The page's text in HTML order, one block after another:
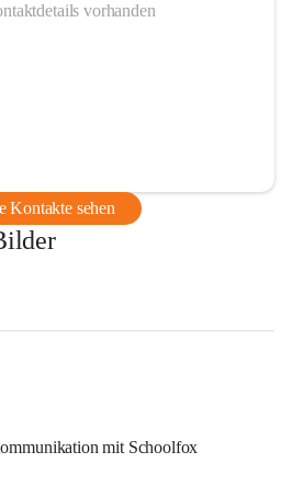
vorhanden
Kontakte sehen
mit Schoolfox